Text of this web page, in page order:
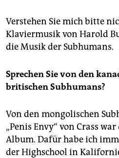
Verstehen Sie mich bitte
Klaviermusik von Harold
die Musik der Subhumans.
Sprechen Sie von den
britischen Subhumans?
Von den mongolischen
„Penis Envy“ von Crass
Album. Dafür habe ich
der Highschool in